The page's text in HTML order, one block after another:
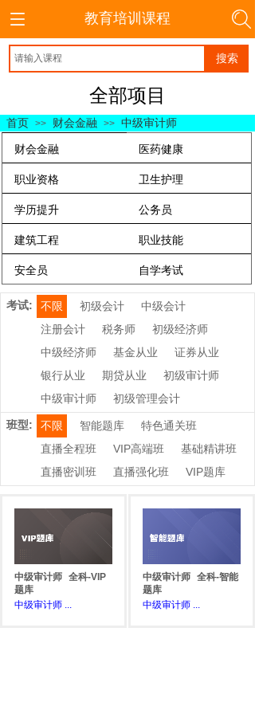
搜索
全部项目
首页 >> 财会金融 >> 中级审计师
医药健康
卫生护理
公务员
职业技能
自学考试
财会金融
职业资格
学历提升
建筑工程
安全员
考试: 不限 初级会计
中级会计
注册会计
税务师
初级经济师
中级经济师
基金从业
证券从业
银行从业
期贷从业
初级审计师
中级审计师
初级管理会计
班型: 不限 智能题库
特色通关班
直播全程班
VIP高端班
基础精讲班
直播密训班
直播强化班 VIP题库
中级审计师 全科-VIP
题库
中级审计师 ...
中级审计师 全科-智能
题库
中级审计师 ...
教育培训课程